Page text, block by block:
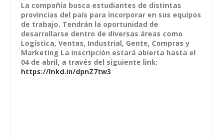
La compañía busca estudiantes de distintas
provincias del país para incorporar en sus equipos
de trabajo. Tendrán la oportunidad de
desarrollarse dentro de diversas áreas como
Logística, Ventas, Industrial, Gente, Compras y
Marketing La inscripción estará abierta hasta el
04 de abril, a través del siguiente link:
https://lnkd.in/dpnZ7tw3